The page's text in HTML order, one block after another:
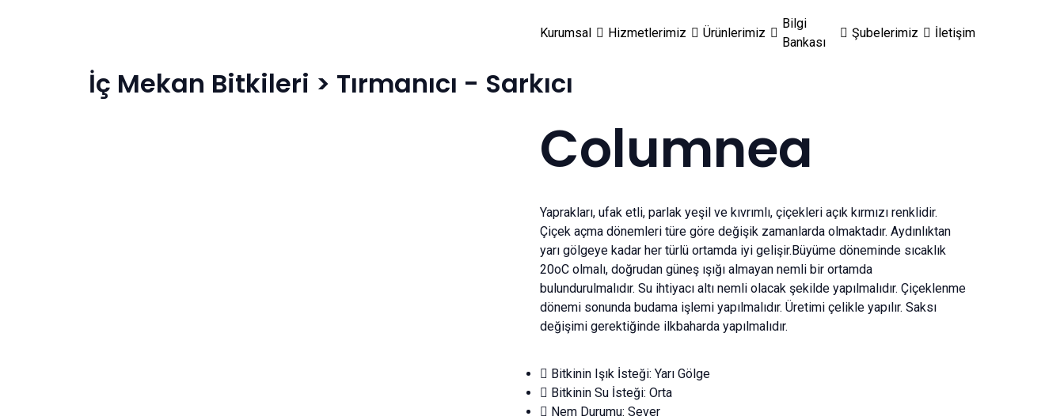
Kurumsal Hizmetlerimiz Ürünlerimiz
Bilgi
Bankası
Şubelerimiz İletişim
İç Mekan Bitkileri > Tırmanıcı - Sarkıcı
Columnea
Yaprakları, ufak etli, parlak yeşil ve kıvrımlı, çiçekleri açık kırmızı renklidir.
Çiçek açma dönemleri türe göre değişik zamanlarda olmaktadır. Aydınlıktan
yarı gölgeye kadar her türlü ortamda iyi gelişir.Büyüme döneminde sıcaklık
20oC olmalı, doğrudan güneş ışığı almayan nemli bir ortamda
bulundurulmalıdır. Su ihtiyacı altı nemli olacak şekilde yapılmalıdır. Çiçeklenme
dönemi sonunda budama işlemi yapılmalıdır. Üretimi çelikle yapılır. Saksı
değişimi gerektiğinde ilkbaharda yapılmalıdır.
Bitkinin Işık İsteği: Yarı Gölge
Bitkinin Su İsteği: Orta
Nem Durumu: Sever